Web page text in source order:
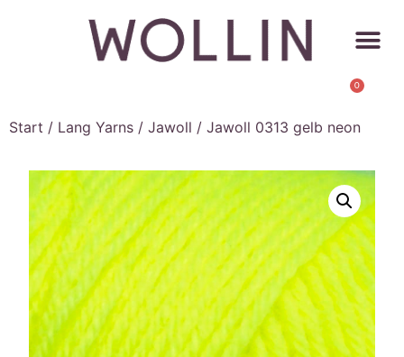
0
Start / Lang Yarns / Jawoll / Jawoll 0313 gelb neon